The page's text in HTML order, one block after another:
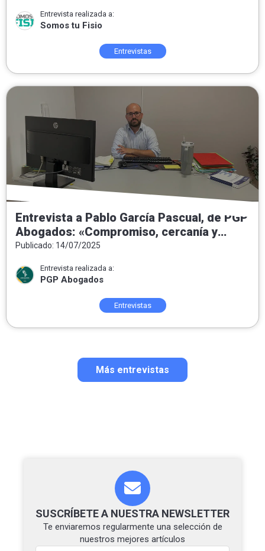
Entrevista realizada a:
Somos tu Fisio
Entrevistas
Entrevista a Pablo García Pascual, de PGP
Abogados: «Compromiso, cercanía y
honestidad como pilares del ejercicio del
Publicado: 14/07/2025
Entrevista realizada a:
PGP Abogados
Entrevistas
Más entrevistas
SUSCRÍBETE A NUESTRA NEWSLETTER
Te enviaremos regularmente una selección de
nuestros mejores artículos